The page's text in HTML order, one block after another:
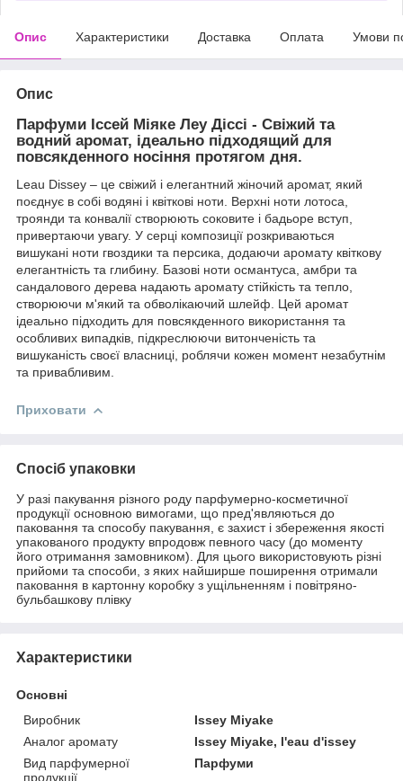
Опис Характеристики Доставка Оплата Умови
Опис
Парфуми Іссей Міяке Леу Діссі - Свіжий та
водний аромат, ідеально підходящий для
повсякденного носіння протягом дня.
Leau Dissey – це свіжий і елегантний жіночий аромат, який
поєднує в собі водяні і квіткові ноти. Верхні ноти лотоса,
троянди та конвалії створюють соковите і бадьоре вступ,
привертаючи увагу. У серці композиції розкриваються
вишукані ноти гвоздики та персика, додаючи аромату квіткову
елегантність та глибину. Базові ноти османтуса, амбри та
сандалового дерева надають аромату стійкість та тепло,
створюючи м'який та обволікаючий шлейф. Цей аромат
ідеально підходить для повсякденного використання та
особливих випадків, підкреслюючи витонченість та
вишуканість своєї власниці, роблячи кожен момент незабутнім
та привабливим.
Приховати
Спосіб упаковки
У разі пакування різного роду парфумерно-косметичної
продукції основною вимогами, що пред'являються до
паковання та способу пакування, є захист і збереження якості
упакованого продукту впродовж певного часу (до моменту
його отримання замовником). Для цього використовують різні
прийоми та способи, з яких найширше поширення отримали
паковання в картонну коробку з ущільненням і повітряно-
бульбашкову плівку
Характеристики
Основні
Виробник
Issey Miyake
Аналог аромату
Issey Miyake, l'eau d'issey
Вид парфумерної
продукції
Парфуми